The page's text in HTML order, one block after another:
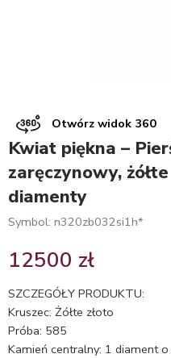
Otwórz widok 360
Kwiat piękna –
zaręczynowy,
diamenty
Symbol: n320zb032si1h*
12500 zł
SZCZEGÓŁY PRODUKTU:
Kruszec: Żółte złoto
Próba: 585
Kamień centralny: 1 diament